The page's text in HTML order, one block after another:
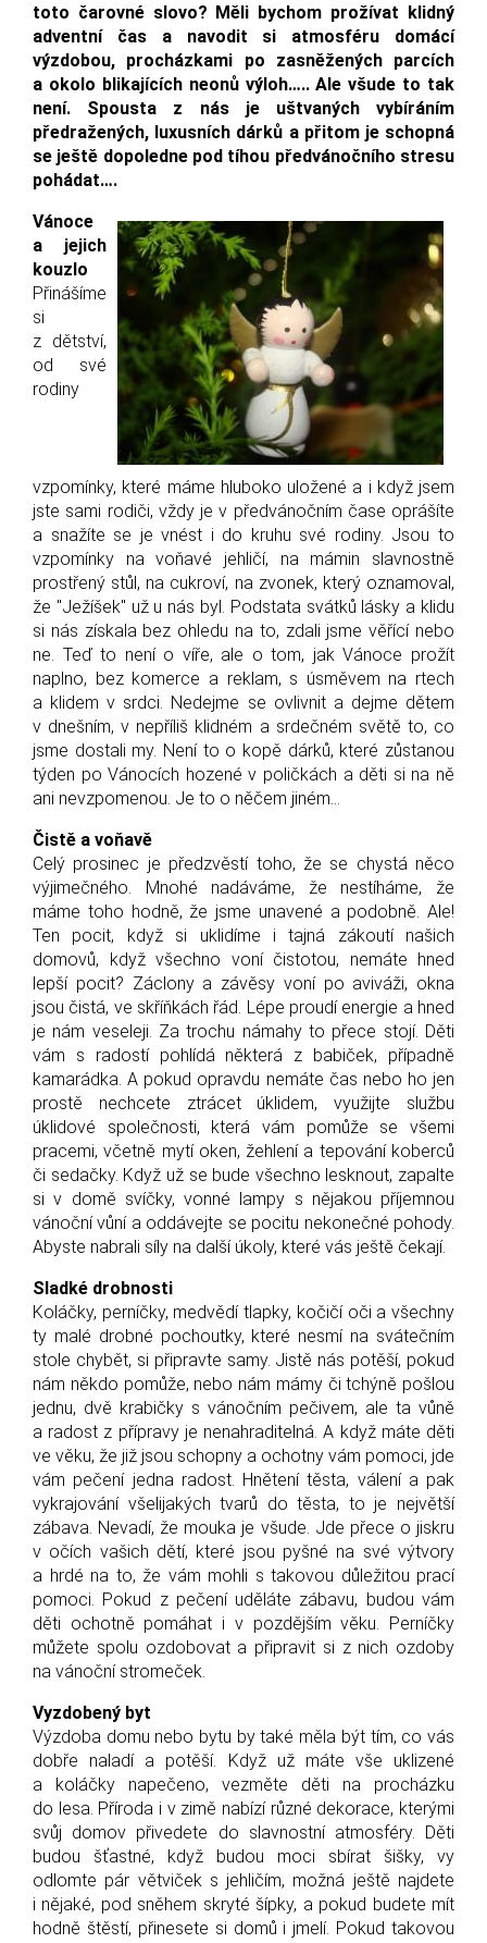
toto čarovné slovo? Měli bychom prožívat klidný
adventní čas a navodit si atmosféru domácí
výzdobou, procházkami po zasněžených parcích
a okolo blikajících neonů výloh….. Ale všude to tak
není. Spousta z nás je uštvaných vybíráním
předražených, luxusních dárků a přitom je schopná
se ještě dopoledne pod tíhou předvánočního stresu
pohádat….
Vánoce
a jejich
kouzlo
Přinášíme
si
z dětství,
od své
rodiny
vzpomínky, které máme hluboko uložené a i když jsem
jste sami rodiči, vždy je v předvánočním čase oprášíte
a snažíte se je vnést i do kruhu své rodiny. Jsou to
vzpomínky na voňavé jehličí, na mámin slavnostně
prostřený stůl, na cukroví, na zvonek, který oznamoval,
že "Ježíšek" už u nás byl. Podstata svátků lásky a klidu
si nás získala bez ohledu na to, zdali jsme věřící nebo
ne. Teď to není o víře, ale o tom, jak Vánoce prožít
naplno, bez komerce a reklam, s úsměvem na rtech
a klidem v srdci. Nedejme se ovlivnit a dejme dětem
v dnešním, v nepříliš klidném a srdečném světě to, co
jsme dostali my. Není to o kopě dárků, které zůstanou
týden po Vánocích hozené v poličkách a děti si na ně
ani nevzpomenou. Je to o něčem jiném...
Čistě a voňavě
Celý prosinec je předzvěstí toho, že se chystá něco
výjimečného. Mnohé nadáváme, že nestíháme, že
máme toho hodně, že jsme unavené a podobně. Ale!
Ten pocit, když si uklidíme i tajná zákoutí našich
domovů, když všechno voní čistotou, nemáte hned
lepší pocit? Záclony a závěsy voní po aviváži, okna
jsou čistá, ve skříňkách řád. Lépe proudí energie a hned
je nám veseleji. Za trochu námahy to přece stojí. Děti
vám s radostí pohlídá některá z babiček, případně
kamarádka. A pokud opravdu nemáte čas nebo ho jen
prostě nechcete ztrácet úklidem, využijte službu
úklidové společnosti, která vám pomůže se všemi
pracemi, včetně mytí oken, žehlení a tepování koberců
či sedačky. Když už se bude všechno lesknout, zapalte
si v domě svíčky, vonné lampy s nějakou příjemnou
vánoční vůní a oddávejte se pocitu nekonečné pohody.
Abyste nabrali síly na další úkoly, které vás ještě čekají.
Sladké drobnosti
Koláčky, perníčky, medvědí tlapky, kočičí oči a všechny
ty malé drobné pochoutky, které nesmí na svátečním
stole chybět, si připravte samy. Jistě nás potěší, pokud
nám někdo pomůže, nebo nám mámy či tchýně pošlou
jednu, dvě krabičky s vánočním pečivem, ale ta vůně
a radost z přípravy je nenahraditelná. A když máte děti
ve věku, že již jsou schopny a ochotny vám pomoci, jde
vám pečení jedna radost. Hnětení těsta, válení a pak
vykrajování všelijakých tvarů do těsta, to je největší
zábava. Nevadí, že mouka je všude. Jde přece o jiskru
v očích vašich dětí, které jsou pyšné na své výtvory
a hrdé na to, že vám mohli s takovou důležitou prací
pomoci. Pokud z pečení uděláte zábavu, budou vám
děti ochotně pomáhat i v pozdějším věku. Perníčky
můžete spolu ozdobovat a připravit si z nich ozdoby
na vánoční stromeček.
Vyzdobený byt
Výzdoba domu nebo bytu by také měla být tím, co vás
dobře naladí a potěší. Když už máte vše uklizené
a koláčky napečeno, vezměte děti na procházku
do lesa. Příroda i v zimě nabízí různé dekorace, kterými
svůj domov přivedete do slavnostní atmosféry. Děti
budou šťastné, když budou moci sbírat šišky, vy
odlomte pár větviček s jehličím, možná ještě najdete
i nějaké, pod sněhem skryté šípky, a pokud budete mít
hodně štěstí, přinesete si domů i jmelí. Pokud takovou